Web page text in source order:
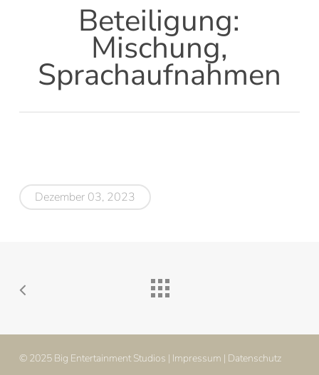
Beteiligung:
Mischung,
Sprachaufnahmen
Dezember 03, 2023
© 2025 Big Entertainment Studios | Impressum | Datenschutz